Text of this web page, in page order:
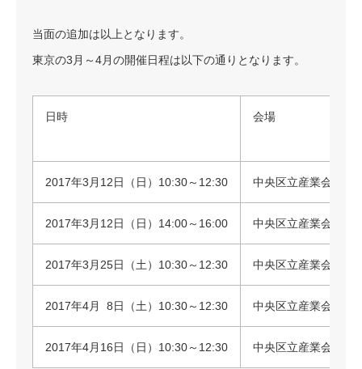
当面の追加は以上となります。
東京の3月～4月の開催日程は以下の通りとなります。
日時 会場
2017年3月12日（日）10:30～12:30 中央区立産業会館
2017年3月12日（日）14:00～16:00 中央区立産業会館
2017年3月25日（土）10:30～12:30 中央区立産業会館
2017年4月 8日（土）10:30～12:30 中央区立産業会館
2017年4月16日（日）10:30～12:30 中央区立産業会館